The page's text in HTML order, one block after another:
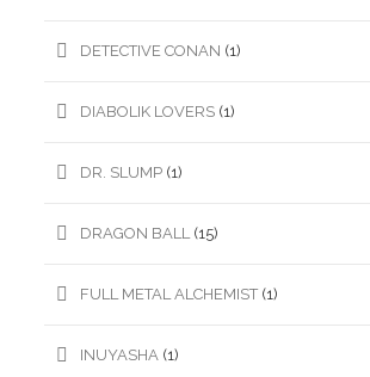
DETECTIVE CONAN (1)
DIABOLIK LOVERS (1)
DR. SLUMP (1)
DRAGON BALL (15)
FULL METAL ALCHEMIST (1)
INUYASHA (1)